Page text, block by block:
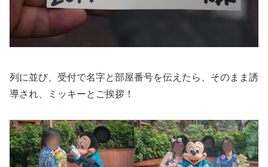
列に並び、受付で名字と部屋番号を伝えたら、そのまま誘
導され、ミッキーとご挨拶！